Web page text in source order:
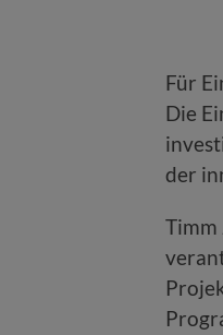
Für
Die
der
Timm